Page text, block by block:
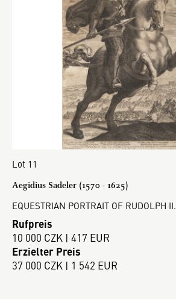
Lot 11
Aegidius Sadeler (1570 - 1625)
EQUESTRIAN PORTRAIT OF RUDOLPH II.
Rufpreis
10 000 CZK | 417 EUR
Erzielter Preis
37 000 CZK | 1 542 EUR